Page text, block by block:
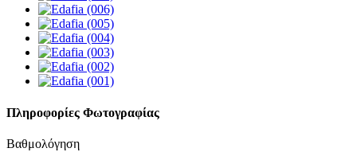
Πληροφορίες Φωτογραφίας
Βαθμολόγηση